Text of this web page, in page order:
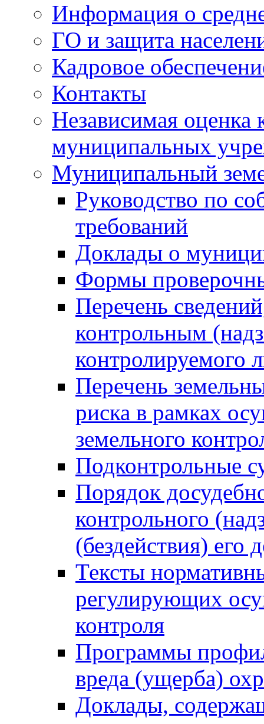
Информация о
ГО и защита
Кадровое
Контакты
Независимая оценка
муниципальных
Муниципальный
Руководство по
требований
Доклады о
Формы
Перечень
контрольным
контролируемого
Перечень
риска в рамках
земельного
Подконтрольные
Порядок
контрольного
(бездействия)
Тексты
регулирующих
контроля
Программы
вреда (ущерба)
Доклады,